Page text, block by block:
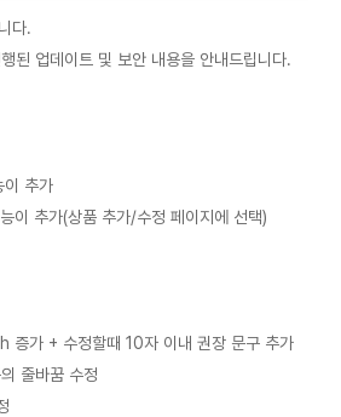
다.
된 업데이트 및 보안 내용을 안내드립니다.
이 추가
이 추가(상품 추가/수정 페이지에 선택)
증가 + 수정할때 10자 이내 권장 문구 추가
줄바꿈 수정